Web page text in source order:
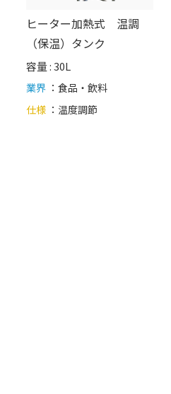
ヒーター加熱式 温調
（保温）タンク
容量 : 30L
業界 ：食品・飲料
仕様 ： 温度調節